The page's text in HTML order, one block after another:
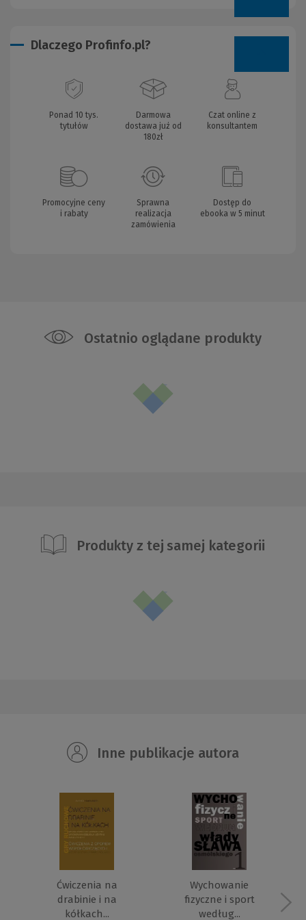
Dlaczego Profinfo.pl?
Ponad 10 tys.
tytułów
Darmowa
dostawa już od
180zł
Czat online z
konsultantem
Promocyjne ceny
i rabaty
Sprawna
realizacja
zamówienia
Dostęp do
ebooka w 5 minut
Ostatnio oglądane produkty
Produkty z tej samej kategorii
Inne publikacje autora
Ćwiczenia na
drabinie i na
kółkach...
Wychowanie
fizyczne i sport
według...